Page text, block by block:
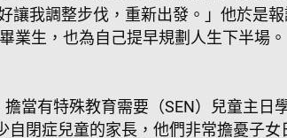
讓我調整步伐，重新出發。」他於是
業生，也為自己提早規劃人生下半場。
當有特殊教育需要（SEN）兒童主日
閉症兒童的家長，他們非常擔憂子女